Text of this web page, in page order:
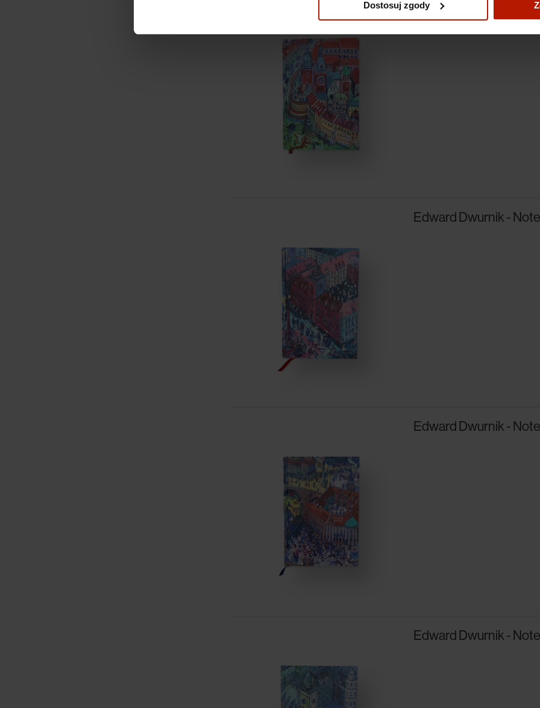
Dostosuj zgodyEdward Dwurnik -
Edward Dwurnik -
Edward Dwurnik -
Edward Dwurnik -